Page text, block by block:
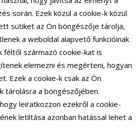
során. Ezek közül a cookie-k közül
sütiket az Ön böngészője tárolja,
a weboldal alapvető funkcióinak
féltől származó cookie-kat is
elemezni és megérteni, hogyan
Ezek a cookie-k csak az Ön
tárolásra a böngészőjében.
leiratkozzon ezekről a cookie-
letiltása azonban hatással lehet a